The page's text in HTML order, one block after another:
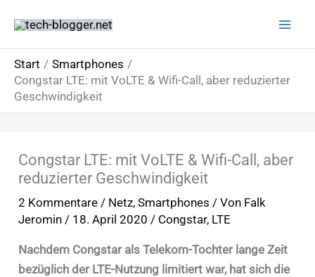
Inhalt
springen
Start
Smartphones
Congstar LTE: mit VoLTE & Wifi-Call, aber reduzierter
Geschwindigkeit
Congstar LTE: mit VoLTE & Wifi-Call, aber
reduzierter Geschwindigkeit
2 Kommentare / Netz, Smartphones / Von Falk
Jeromin / 18. April 2020 / Congstar, LTE
Nachdem Congstar als Telekom-Tochter lange Zeit
bezüglich der LTE-Nutzung limitiert war, hat sich die